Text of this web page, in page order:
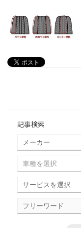
記事検索